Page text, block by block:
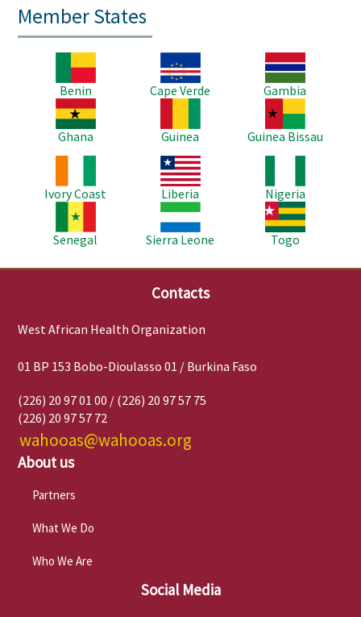
Member States
Benin
Image
Cape Verde
Image
Gambia
Image
Ghana
Guinea
Image
Guinea Bissau
Ivory Coast
Image
Liberia
Nigeria
Senegal
Image
Sierra Leone
Image
Togo
Contacts
West African Health Organization
01 BP 153 Bobo-Dioulasso 01 / Burkina Faso
(226) 20 97 01 00 / (226) 20 97 57 75
(226) 20 97 57 72
wahooas@wahooas.org
About us
Partners
What We Do
Who We Are
Social Media